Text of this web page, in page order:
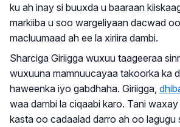
ku ah inay si buuxda u baaraan
markiiba u soo wargeliyaan dacwad
macluumaad ah ee la xiriira dambi.
Sharciga Giriigga wuxuu taageeraa
wuxuuna mamnuucayaa takoorka ka
haweenka iyo gabdhaha. Giriigga,
waa dambi la ciqaabi karo. Tani
kasta oo cadaalad darro ah oo lagugu